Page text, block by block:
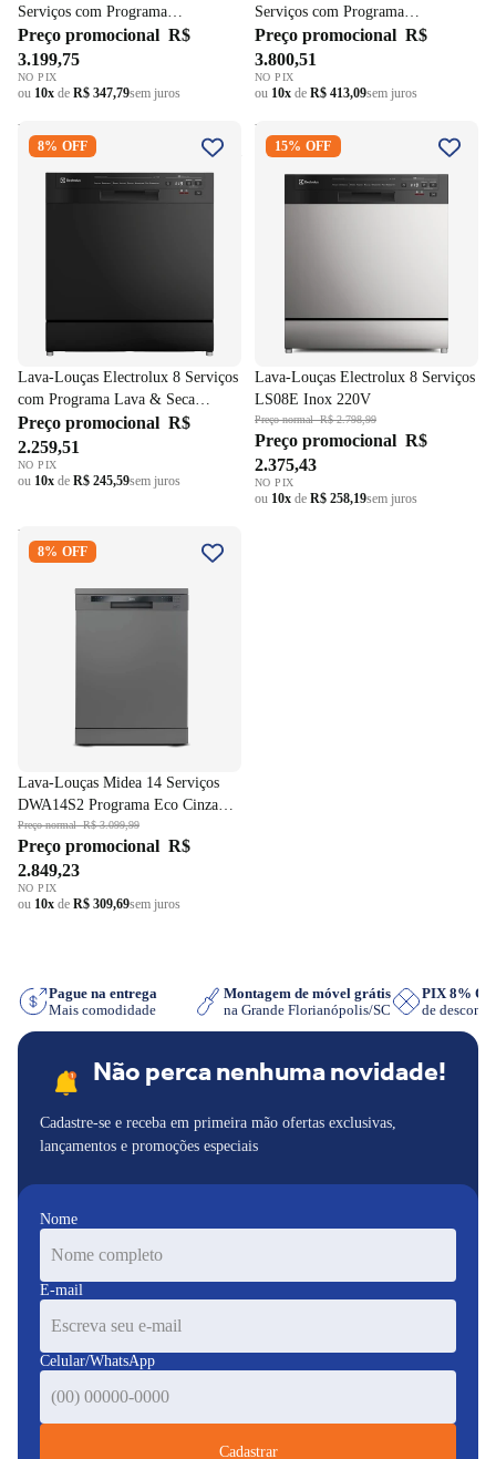
Serviços com Programa
Lava&Seca LP10E Preto 220V
Preço promocional R$
3.199,75
NO PIX
ou 10x de R$ 347,79sem juros
Serviços com Programa
Lava&Seca LP14E Preto 220V
Preço promocional R$
3.800,51
NO PIX
ou 10x de R$ 413,09sem juros
Lava-Louças Electrolux 8
Serviços com Programa Lava &
Seca LP08E Preto 220V
8% OFF
Lava-Louças Electrolux 8 Serviços
com Programa Lava & Seca
LP08E Preto 220V
Preço promocional R$
2.259,51
NO PIX
ou 10x de R$ 245,59sem juros
Lava-Louças Electrolux 8
Serviços LS08E Inox 220V
15% OFF
Lava-Louças Electrolux 8 Serviços
LS08E Inox 220V
Preço normalR$ 2.798,99
Preço promocional R$
2.375,43
NO PIX
ou 10x de R$ 258,19sem juros
Lava-Louças Midea 14
Serviços DWA14S2 Programa
8% OFF
Lava-Louças Midea 14 Serviços
DWA14S2 Programa Eco Cinza
220V
Preço normalR$ 3.099,99
Preço promocional R$
2.849,23
NO PIX
ou 10x de R$ 309,69sem juros
Pague na entrega
Mais comodidade
Montagem de móvel grátis
na Grande Florianópolis/SC
PIX 8%
de
Não perca nenhuma novidade!
Cadastre-se e receba em primeira mão ofertas exclusivas,
lançamentos e promoções especiais
Nome
E-mail
Celular/WhatsApp
Cadastrar